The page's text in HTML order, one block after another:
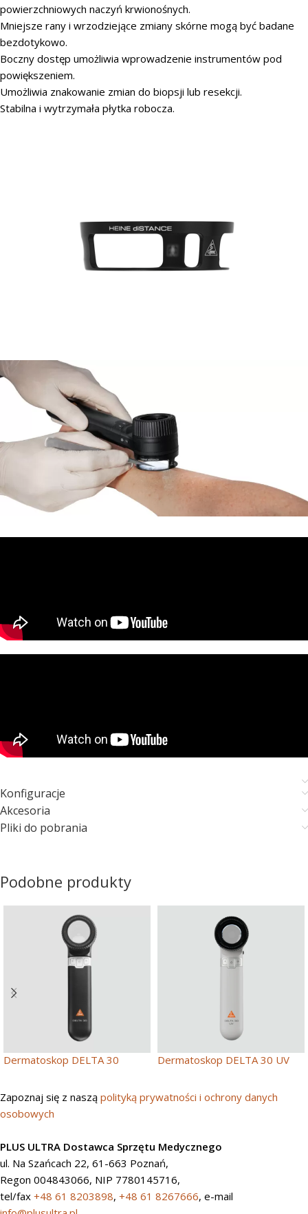
powierzchniowych naczyń krwionośnych.
Mniejsze rany i wrzodziejące zmiany skórne mogą być badane
bezdotykowo.
Boczny dostęp umożliwia wprowadzenie instrumentów pod
powiększeniem.
Umożliwia znakowanie zmian do biopsji lub resekcji.
Stabilna i wytrzymała płytka robocza.
Konfiguracje
Akcesoria
Pliki do pobrania
Podobne produkty
Dermatoskop DELTA 30 Dermatoskop DELTA 30 UV
Zapoznaj się z naszą polityką prywatności i ochrony danych
osobowych
PLUS ULTRA Dostawca Sprzętu Medycznego
ul. Na Szańcach 22, 61-663 Poznań,
Regon 004843066, NIP 7780145716,
tel/fax +48 61 8203898, +48 61 8267666, e-mail